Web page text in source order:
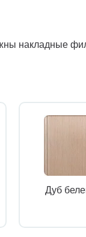
накладные
Дуб